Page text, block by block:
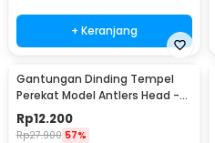
+ Keranjang
Gantungan Dinding Tempel
Perekat Model Antlers Head -
MU03
Rp12.200
Rp27.900 57%